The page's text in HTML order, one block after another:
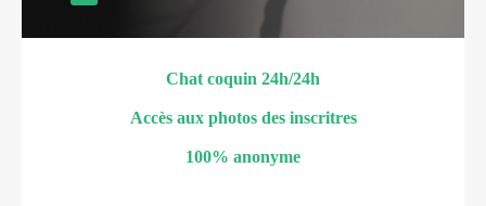
Chat coquin 24h/24h
Accès aux photos des inscritres
100% anonyme